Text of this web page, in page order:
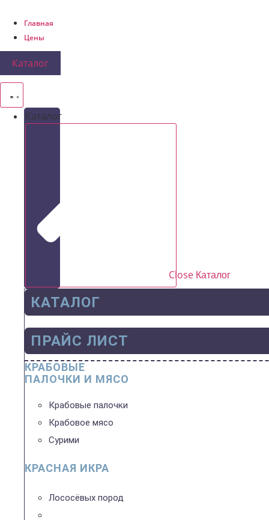
Главная
Цены
Каталог
Каталог
Close Каталог
КАТАЛОГ
ПРАЙС ЛИСТ
КРАБОВЫЕ
ПАЛОЧКИ И МЯСО
Крабовые палочки
Крабовое мясо
Сурими
КРАСНАЯ ИКРА
Лососёвых пород